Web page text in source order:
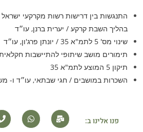
התנגשות בין דרישות רשות מקרקעי ישראל
בהליך השבת קרקע / יערית ברנן, עו״ד​
שינוי מס' 5 לתמ"א 35 / יונתן פרג'ון, עו״ד
תימורים מושב שיתופי להתיישבות
תיקון 5 המוצע לתמ"א 35
השכרות במושבים / חגי שבתאי, עו״ד ו-
פנו אלינו ב: